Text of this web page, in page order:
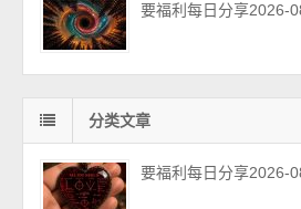
要福利每日分享2026-
分类文章
要福利每日分享2026-